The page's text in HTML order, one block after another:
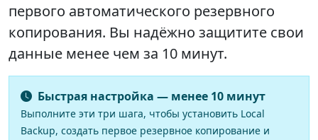
первого автоматического резервного
копирования. Вы надёжно защитите свои
данные менее чем за 10 минут.
Быстрая настройка — менее 10 минут
Выполните эти три шага, чтобы установить Local
Backup, создать первое резервное копирование и